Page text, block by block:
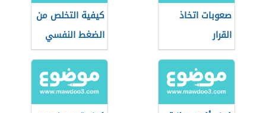
صعوبات اتخاذ
القرار
كيفية التخلص من
الضغط النفسي
في الدراسة